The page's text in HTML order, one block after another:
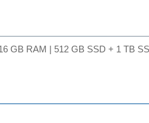
GB RAM | 512 GB SSD + 1 TB